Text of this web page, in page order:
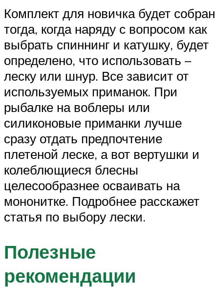
Комплект для новичка будет собран
тогда, когда наряду с вопросом как
выбрать спиннинг и катушку, будет
определено, что использовать –
леску или шнур. Все зависит от
используемых приманок. При
рыбалке на воблеры или
силиконовые приманки лучше
сразу отдать предпочтение
плетеной леске, а вот вертушки и
колеблющиеся блесны
целесообразнее осваивать на
мононитке. Подробнее расскажет
статья по выбору лески.
Полезные
рекомендации